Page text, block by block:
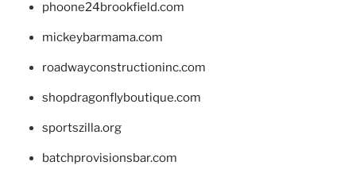
phoone24brookfield.com
mickeybarmama.com
roadwayconstructioninc.com
shopdragonflyboutique.com
sportszilla.org
batchprovisionsbar.com